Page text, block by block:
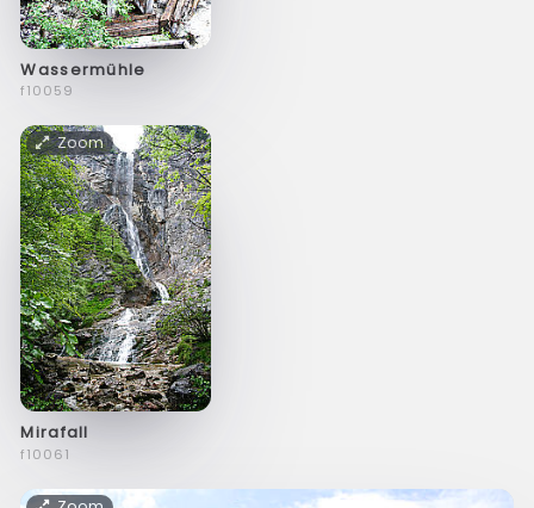
Wassermühle
f10059
Zoom
Mirafall
f10061